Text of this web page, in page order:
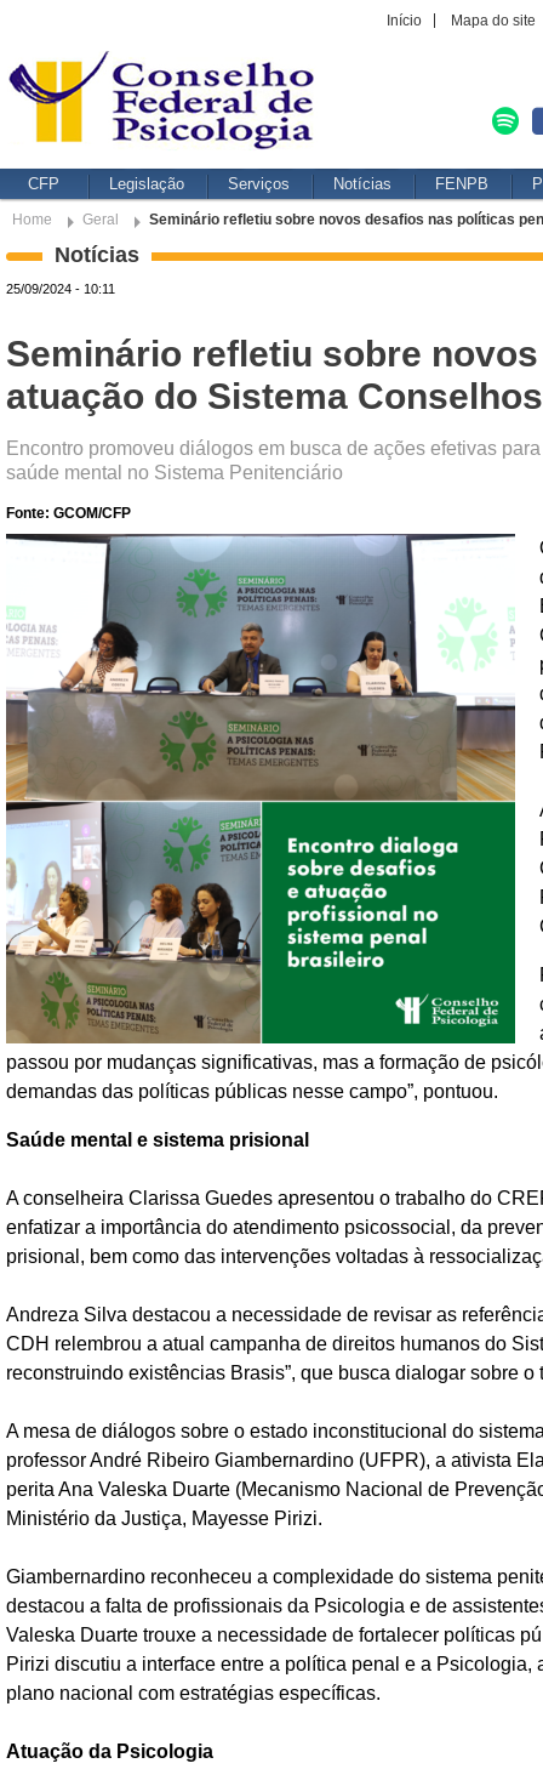
Início Mapa do site
CFP Legislação Serviços Notícias FENPB
Home Geral Seminário refletiu sobre novos desafios nas políticas
Notícias
25/09/2024 - 10:11
Seminário refletiu sobre
atuação do Sistema
Encontro promoveu diálogos em busca de ações efetivas
saúde mental no Sistema Penitenciário
Fonte: GCOM/CFP
passou por mudanças significativas, mas a formação de
demandas das políticas públicas nesse campo”, pontuou.
Saúde mental e sistema prisional
A conselheira Clarissa Guedes apresentou o trabalho do
enfatizar a importância do atendimento psicossocial, da
prisional, bem como das intervenções voltadas à
Andreza Silva destacou a necessidade de revisar as
CDH relembrou a atual campanha de direitos humanos do
reconstruindo existências Brasis”, que busca dialogar sobre o
A mesa de diálogos sobre o estado inconstitucional do
professor André Ribeiro Giambernardino (UFPR), a ativista
perita Ana Valeska Duarte (Mecanismo Nacional de
Ministério da Justiça, Mayesse Pirizi.
Giambernardino reconheceu a complexidade do sistema
destacou a falta de profissionais da Psicologia e de
Valeska Duarte trouxe a necessidade de fortalecer políticas
Pirizi discutiu a interface entre a política penal e a
plano nacional com estratégias específicas.
Atuação da Psicologia